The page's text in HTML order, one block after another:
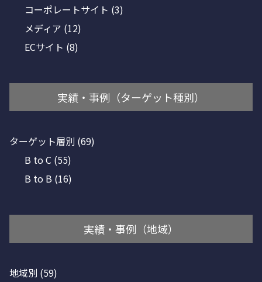
コーポレートサイト (3)
メディア (12)
ECサイト (8)
実績・事例（ターゲット種別）
ターゲット層別 (69)
B to C (55)
B to B (16)
実績・事例（地域）
地域別 (59)